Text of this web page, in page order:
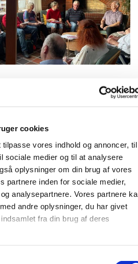
cookies
vores indhold og annoncer, til
sociale medier og til at analysere
oplysninger om din brug af vores
partnere inden for sociale medier,
analysepartnere. Vores partnere
andre oplysninger, du har givet
fra din brug af deres
gruppe, der mødes mandag
i grupper og hyggeligt
Læs mereHER